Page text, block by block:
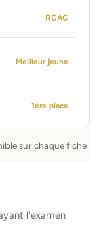
RCAC
Meilleur jeune
1ère place
sur chaque fiche
l'examen